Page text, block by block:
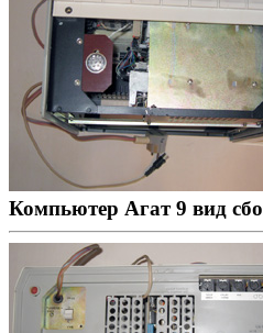
Компьютер Агат 9 вид